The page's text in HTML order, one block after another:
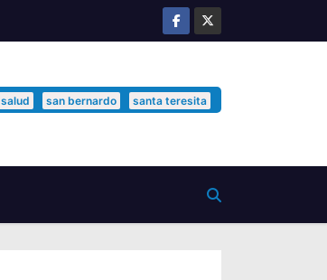
salud san bernardo santa teresita